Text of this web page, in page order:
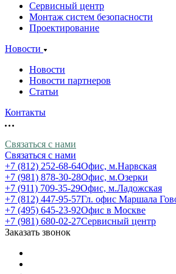
Сервисный центр
Монтаж систем безопасности
Проектирование
Новости
Новости
Новости партнеров
Статьи
Контакты
Связаться с нами
Связаться с нами
+7 (812) 252-68-64Офис, м.Нарвская
+7 (981) 878-30-28Офис, м.Озерки
+7 (911) 709-35-29Офис, м.Ладожская
+7 (812) 447-95-57Гл. офис Маршала
+7 (495) 645-23-92Офис в Москве
+7 (981) 680-02-27Сервисный центр
Заказать звонок